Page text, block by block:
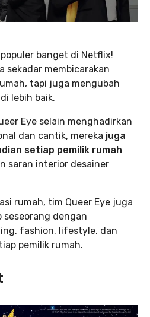
banget di Netflix!
sekadar membicarakan
tapi juga mengubah
lebih baik.
Eye selain menghadirkan
dan cantik, mereka juga
setiap pemilik rumah
saran interior desainer
rumah, tim Queer Eye juga
dengan
fashion, lifestyle, dan
pemilik rumah.